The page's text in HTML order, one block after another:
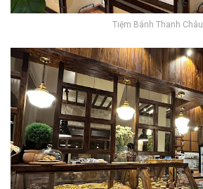
Tiệm Bánh Thanh Châu